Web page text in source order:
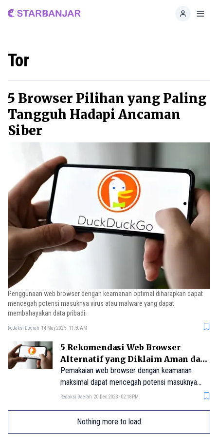
Home
Tor
5 Browser Pilihan yang Paling
Tangguh Hadapi Ancaman
Siber
Penggunaan web browser dengan keamanan optimal diharapkan dapat
mencegah potensi masuknya virus atau malware yang dapat
membahayakan data pribadi.
Redaksi Daerah 14 May 2025 - 11:50AM
5 Rekomendasi Web Browser
Alternatif yang Diklaim Aman dari
Pencurian Data
Pemakaian web browser dengan keamanan
maksimal dapat mencegah potensi masuknya
virus atau malware yang bisa membahayakan
browser paling aman untuk berinternet.
Redaksi Daerah 20 Dec 2023 - 02:18PM
Nothing more to load